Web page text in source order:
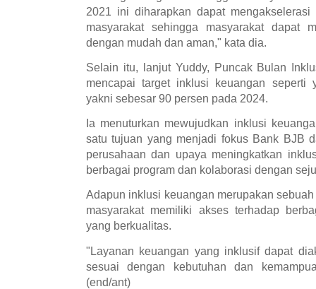
2021 ini diharapkan dapat
masyarakat sehingga masyarakat dapat
dengan mudah dan aman," kata dia.
Selain itu, lanjut Yuddy, Puncak Bulan
mencapai target inklusi keuangan seperti
yakni sebesar 90 persen pada 2024.
Ia menuturkan mewujudkan inklusi
satu tujuan yang menjadi fokus Bank BJB
perusahaan dan upaya meningkatkan
berbagai program dan kolaborasi dengan
Adapun inklusi keuangan merupakan
masyarakat memiliki akses terhadap
yang berkualitas.
"Layanan keuangan yang inklusif dapat
sesuai dengan kebutuhan dan
(end/ant)